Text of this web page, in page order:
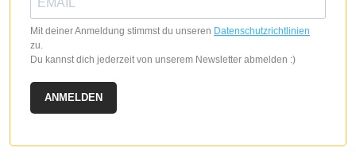
Mit deiner Anmeldung stimmst du unseren Datenschutzrichtlinien
zu.
Du kannst dich jederzeit von unserem Newsletter abmelden :)
ANMELDEN